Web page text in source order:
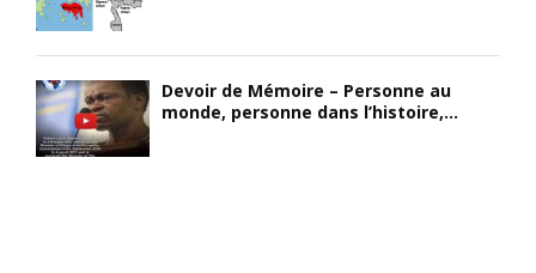
Devoir de Mémoire – Personne au
monde, personne dans l’histoire,...